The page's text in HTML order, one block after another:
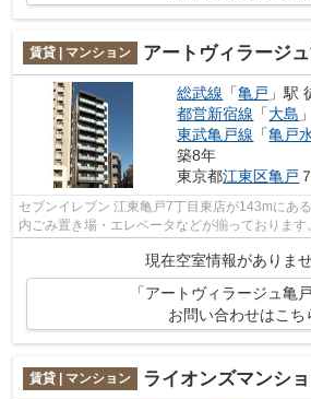
賃貸 | マンション アートヴィラージ
総武線 「亀戸 」駅
都営新宿線 「大島
東武亀戸線 「亀戸
築8年
東京都江東区亀戸
セブンイレブン 江東亀戸7丁目東店が143mにあ
内ごみ置き場・エレベータなどが揃っております
しは、こちらの場所はいかがですか。...
現在空室情報がありませ
「アートヴィラージュ亀
お問い合わせはこち
賃貸 | マンション ライオンズマンション